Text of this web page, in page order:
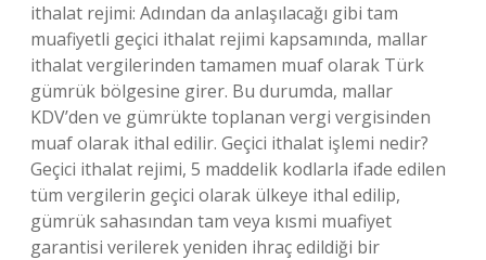
ithalat rejimi: Adından da anlaşılacağı gibi tam
muafiyetli geçici ithalat rejimi kapsamında, mallar
ithalat vergilerinden tamamen muaf olarak Türk
gümrük bölgesine girer. Bu durumda, mallar
KDV’den ve gümrükte toplanan vergi vergisinden
muaf olarak ithal edilir. Geçici ithalat işlemi nedir?
Geçici ithalat rejimi, 5 maddelik kodlarla ifade edilen
tüm vergilerin geçici olarak ülkeye ithal edilip,
gümrük sahasından tam veya kısmi muafiyet
garantisi verilerek yeniden ihraç edildiği bir